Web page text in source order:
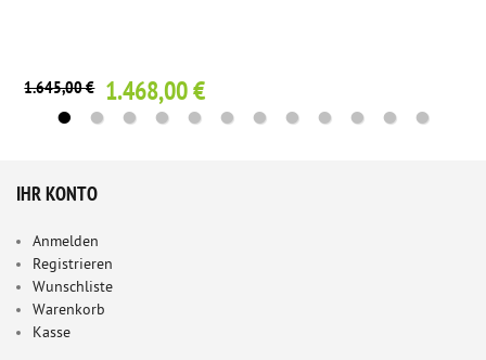
1.645,00 € 1.468,00 €
IHR KONTO
Anmelden
Registrieren
Wunschliste
Warenkorb
Kasse